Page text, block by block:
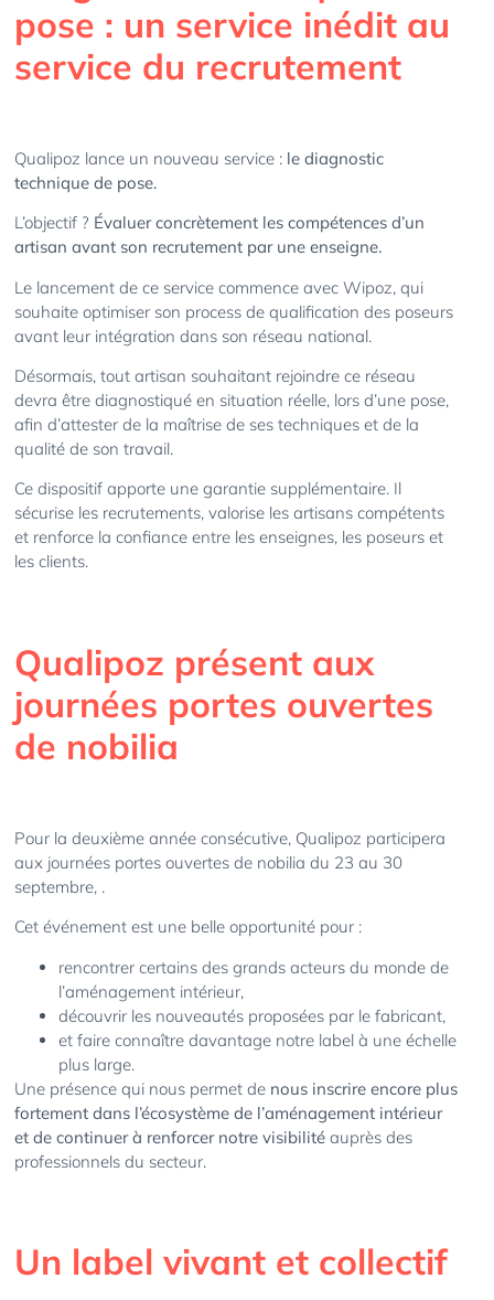
pose : un service inédit au
service du recrutement
Qualipoz lance un nouveau service : le diagnostic
technique de pose.
L’objectif ? Évaluer concrètement les compétences d’un
artisan avant son recrutement par une enseigne.
Le lancement de ce service commence avec Wipoz, qui
souhaite optimiser son process de qualification des poseurs
avant leur intégration dans son réseau national.
Désormais, tout artisan souhaitant rejoindre ce réseau
devra être diagnostiqué en situation réelle, lors d’une pose,
afin d’attester de la maîtrise de ses techniques et de la
qualité de son travail.
Ce dispositif apporte une garantie supplémentaire. Il
sécurise les recrutements, valorise les artisans compétents
et renforce la confiance entre les enseignes, les poseurs et
les clients.
Qualipoz présent aux
journées portes ouvertes
de nobilia
Pour la deuxième année consécutive, Qualipoz participera
aux journées portes ouvertes de nobilia du 23 au 30
septembre, .
Cet événement est une belle opportunité pour :
rencontrer certains des grands acteurs du monde de
l’aménagement intérieur,
découvrir les nouveautés proposées par le fabricant,
et faire connaître davantage notre label à une échelle
plus large.
Une présence qui nous permet de nous inscrire encore plus
fortement dans l’écosystème de l’aménagement intérieur
et de continuer à renforcer notre visibilitéauprès des
professionnels du secteur.
Un label vivant et collectif